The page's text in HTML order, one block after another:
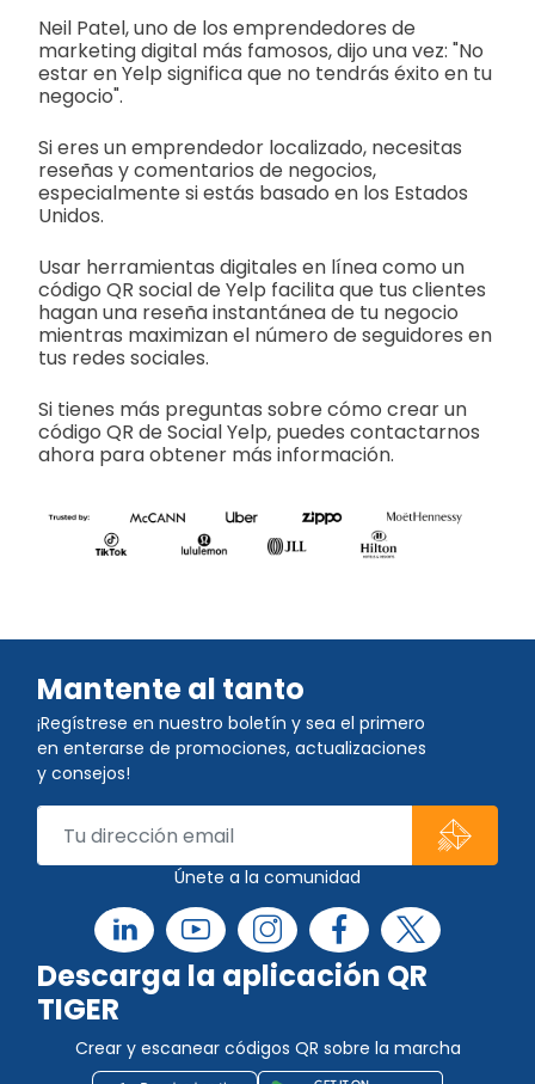
Neil Patel, uno de los emprendedores de
marketing digital más famosos, dijo una vez: "No
estar en Yelp significa que no tendrás éxito en tu
negocio".
Si eres un emprendedor localizado, necesitas
reseñas y comentarios de negocios,
especialmente si estás basado en los Estados
Unidos.
Usar herramientas digitales en línea como un
código QR social de Yelp facilita que tus clientes
hagan una reseña instantánea de tu negocio
mientras maximizan el número de seguidores en
tus redes sociales.
Si tienes más preguntas sobre cómo crear un
código QR de Social Yelp, puedes contactarnos
ahora para obtener más información.
Mantente al tanto
¡Regístrese en nuestro boletín y sea el primero
en enterarse de promociones, actualizaciones
y consejos!
Únete a la comunidad
Descarga la aplicación QR
TIGER
Crear y escanear códigos QR sobre la marcha